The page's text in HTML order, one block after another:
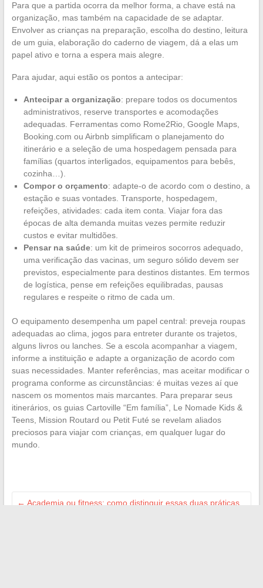
Para que a partida ocorra da melhor forma, a chave está na
organização, mas também na capacidade de se adaptar.
Envolver as crianças na preparação, escolha do destino, leitura
de um guia, elaboração do caderno de viagem, dá a elas um
papel ativo e torna a espera mais alegre.
Para ajudar, aqui estão os pontos a antecipar:
Antecipar a organização: prepare todos os documentos
administrativos, reserve transportes e acomodações
adequadas. Ferramentas como Rome2Rio, Google Maps,
Booking.com ou Airbnb simplificam o planejamento do
itinerário e a seleção de uma hospedagem pensada para
famílias (quartos interligados, equipamentos para bebês,
cozinha…).
Compor o orçamento: adapte-o de acordo com o destino, a
estação e suas vontades. Transporte, hospedagem,
refeições, atividades: cada item conta. Viajar fora das
épocas de alta demanda muitas vezes permite reduzir
custos e evitar multidões.
Pensar na saúde: um kit de primeiros socorros adequado,
uma verificação das vacinas, um seguro sólido devem ser
previstos, especialmente para destinos distantes. Em termos
de logística, pense em refeições equilibradas, pausas
regulares e respeite o ritmo de cada um.
O equipamento desempenha um papel central: preveja roupas
adequadas ao clima, jogos para entreter durante os trajetos,
alguns livros ou lanches. Se a escola acompanhar a viagem,
informe a instituição e adapte a organização de acordo com
suas necessidades. Manter referências, mas aceitar modificar o
programa conforme as circunstâncias: é muitas vezes aí que
nascem os momentos mais marcantes. Para preparar seus
itinerários, os guias Cartoville “Em família”, Le Nomade Kids &
Teens, Mission Routard ou Petit Futé se revelam aliados
preciosos para viajar com crianças, em qualquer lugar do
mundo.
← Academia ou fitness: como distinguir essas duas práticas